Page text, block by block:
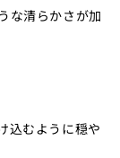
な清らかさが加
込むように穏や